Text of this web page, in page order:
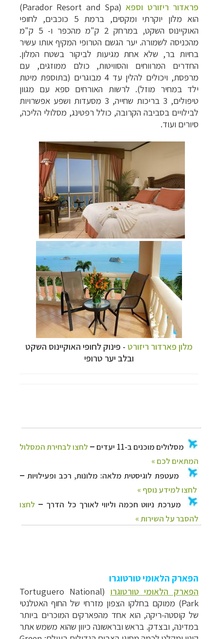
פראדור ריזורט וספא (
Parador Resort and Spa
)
הוא מלון יוקרתי ומקסים, ברמת 5 כוכבים, לחופי
האוקיינוס השקט, במרחק 2 ק"מ מהכפר ו- 5 ק"מ
מהכניסה לשמורה. יער הגשם הטרופי המקיף אותו עשיר
בחיות בר, שלא אחת מגיעות לביקור בשטח המלון.
החדרים המרווחים והסוויטות, כולם ממוזגים, עם
מרפסת, ויכולים להלין עד 4 מבוגרים (בתוספת מיטת
ילד במחיר מוזל). לרשות האורחים ספא עם מגוון
טיפולים, 3 בריכות שחייה, 3 מסעדות ושפע אפשרויות
לבילויים בסביבה הקרובה, כולל רפטינג, מסלולי הליכה,
סיורים ועוד.
מלון פארדור ריזורט - פינוק לחופי האוקיינוס השקט
ובלב יער טרופי
הפארק הלאומי טורטוגרו
הפארק הלאומי טורטוגרו (
Tortuguero National
Park) ממוקם בחלקו הצפון מזרחי של החוף האטלנטי
של קוסטה-ריקה, הוא אחד מהפארקים המוכרים ביותר
במדינה, ובצדק. בראש ובראשונה כיוון שהוא משמש אתר